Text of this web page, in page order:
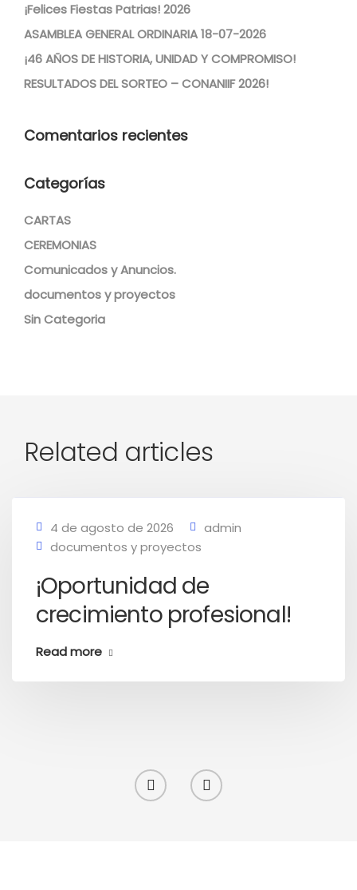
¡Felices Fiestas Patrias! 2026
ASAMBLEA GENERAL ORDINARIA 18-07-2026
¡46 AÑOS DE HISTORIA, UNIDAD Y COMPROMISO!
RESULTADOS DEL SORTEO – CONANIIF 2026!
Comentarios recientes
Categorías
CARTAS
CEREMONIAS
Comunicados y Anuncios.
documentos y proyectos
Sin Categoria
Related articles
4 de agosto de 2026
admin
documentos y proyectos
¡Oportunidad de
crecimiento profesional!
Read more